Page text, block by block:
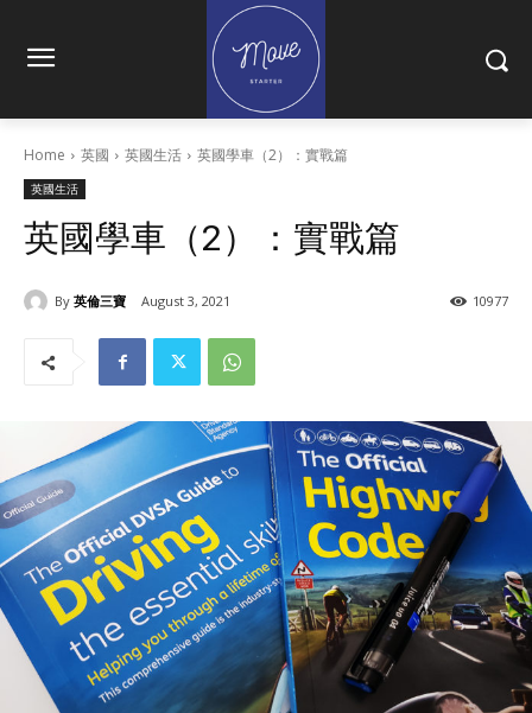
Home 英國 英國生活 英國學車（2）：實戰篇
英國生活
英國學車（2）：實戰篇
By 英倫三寶 August 3, 2021 10977